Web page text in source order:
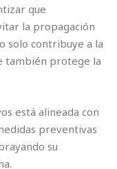
que
la propagación
solo contribuye a la
también protege la
está alineada con
preventivas
su